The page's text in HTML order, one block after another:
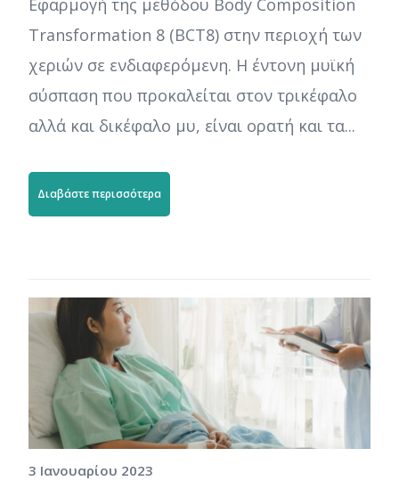
Εφαρμογή της μεθόδου Body Composition
Transformation 8 (BCT8) στην περιοχή των
χεριών σε ενδιαφερόμενη. Η έντονη μυϊκή
σύσπαση που προκαλείται στον τρικέφαλο
αλλά και δικέφαλο μυ, είναι ορατή και τα...
Διαβάστε περισσότερα
3 Ιανουαρίου 2023